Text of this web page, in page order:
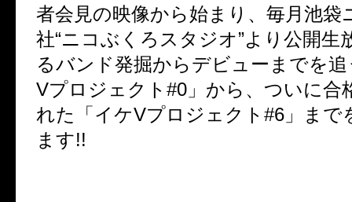
者会見の映像から始まり、毎月池袋
社“ニコぶくろスタジオ”より公開生
るバンド発掘からデビューまでを
Vプロジェクト#0」から、ついに合
れた「イケVプロジェクト#6」まで
ます!!